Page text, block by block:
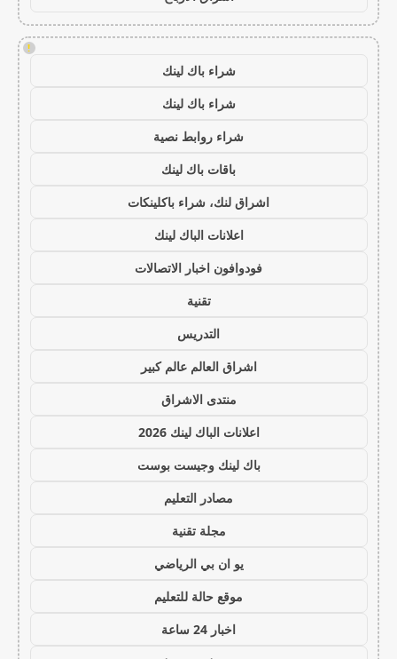
!
شراء باك لينك
شراء باك لينك
شراء روابط نصية
باقات باك لينك
اشراق لنك، شراء باكلينكات
اعلانات الباك لينك
فودوافون اخبار الاتصالات
تقنية
التدريس
اشراق العالم عالم كبير
منتدى الاشراق
اعلانات الباك لينك 2026
باك لينك وجيست بوست
مصادر التعليم
مجلة تقنية
يو ان بي الرياضي
موقع حالة للتعليم
اخبار 24 ساعة